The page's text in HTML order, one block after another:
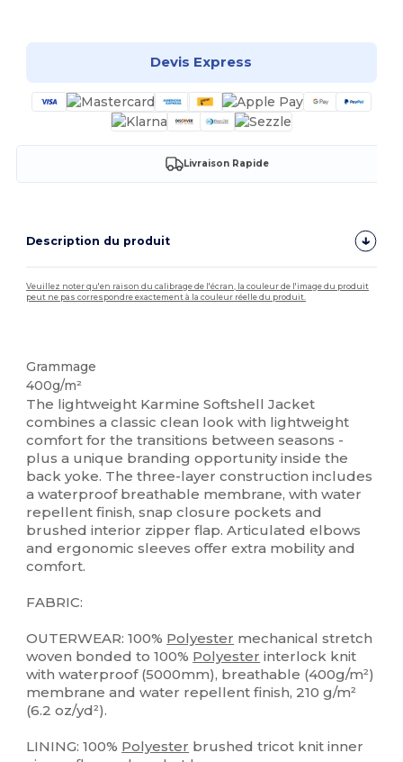
Devis Express
Livraison Rapide
Description du produit
Veuillez noter qu'en raison du calibrage de l'écran, la couleur de l'image du produit
peut ne pas correspondre exactement à la couleur réelle du produit.
Grammage
400g/m²
The lightweight Karmine Softshell Jacket
combines a classic clean look with lightweight
comfort for the transitions between seasons -
plus a unique branding opportunity inside the
back yoke. The three-layer construction includes
a waterproof breathable membrane, with water
repellent finish, snap closure pockets and
brushed interior zipper flap. Articulated elbows
and ergonomic sleeves offer extra mobility and
comfort.
FABRIC:
OUTERWEAR: 100% Polyester mechanical stretch
woven bonded to 100% Polyester interlock knit
with waterproof (5000mm), breathable (400g/m²)
membrane and water repellent finish, 210 g/m²
(6.2 oz/yd²).
LINING: 100% Polyester brushed tricot knit inner